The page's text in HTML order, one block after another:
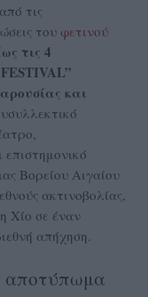
τις
του φετινού
τις 4
και
επιστημονικό
Βορείου Αιγαίου
ακτινοβολίας,
Χίο σε έναν
απήχηση.
αποτύπωμα